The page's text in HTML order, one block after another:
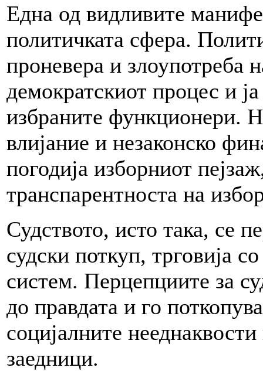
Една од видливите
политичката сфера.
проневера и злоупотреба
демократскиот процес и
избраните функционери.
влијание и незаконско
погодија изборниот
транспарентноста на
Судството, исто така, се
судски поткуп, трговија
систем. Перцепциите за
до правдата и го
социјалните
заедници.